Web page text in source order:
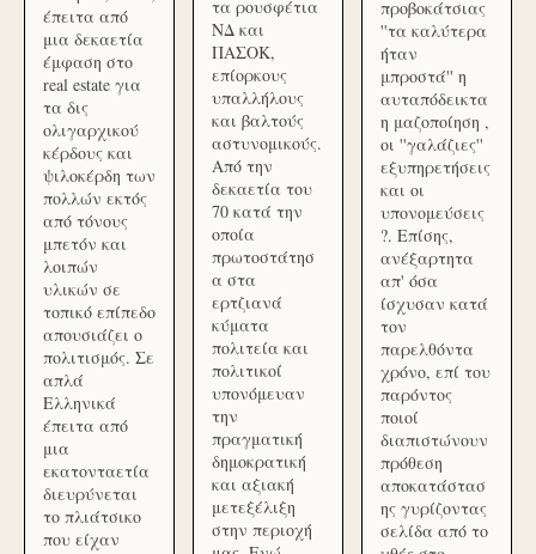
έπειτα από
μια δεκαετία
έμφαση στο
real estate για
τα δις
ολιγαρχικού
κέρδους και
ψιλοκέρδη των
πολλών εκτός
από τόνους
μπετόν και
λοιπών
υλικών σε
τοπικό επίπεδο
απουσιάζει ο
πολιτισμός. Σε
απλά
Ελληνικά
έπειτα από
μια
εκατονταετία
διευρύνεται
το πλιάτσικο
που είχαν
τα ρουσφέτια
ΝΔ και
ΠΑΣΟΚ,
επίορκους
υπαλλήλους
και βαλτούς
αστυνομικούς.
Από την
δεκαετία του
70 κατά την
οποία
πρωτοστάτησ
α στα
ερτζιανά
κύματα
πολιτεία και
πολιτικοί
υπονόμευαν
την
πραγματική
δημοκρατική
και αξιακή
μετεξέλιξη
στην περιοχή
προβοκάτσιας
''τα καλύτερα
ήταν
μπροστά'' η
αυταπόδεικτα
η μαζοποίηση ,
οι ''γαλάζιες''
εξυπηρετήσεις
και οι
υπονομεύσεις
?. Επίσης,
ανέξαρτητα
απ' όσα
ίσχυσαν κατά
τον
παρελθόντα
χρόνο, επί του
παρόντος
ποιοί
διαπιστώνουν
πρόθεση
αποκατάστασ
ης γυρίζοντας
σελίδα από το